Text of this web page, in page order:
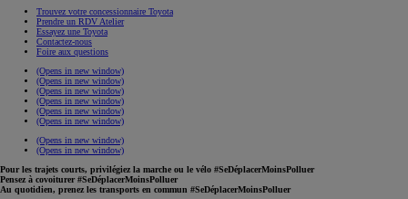
Trouvez votre concessionnaire Toyota
Prendre un RDV Atelier
Essayez une Toyota
Contactez-nous
Foire aux questions
(Opens in new window)
(Opens in new window)
(Opens in new window)
(Opens in new window)
(Opens in new window)
(Opens in new window)
(Opens in new window)
(Opens in new window)
Pour les trajets courts, privilégiez la marche ou le vélo #SeDéplacerMoinsPolluer
Pensez à covoiturer #SeDéplacerMoinsPolluer
Au quotidien, prenez les transports en commun #SeDéplacerMoinsPolluer